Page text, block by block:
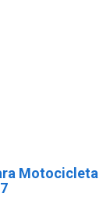
Motocicleta